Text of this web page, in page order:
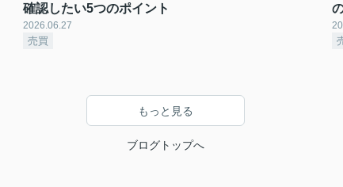
確認したい5つのポイント
2026.06.27
売買
もっと見る
ブログトップへ